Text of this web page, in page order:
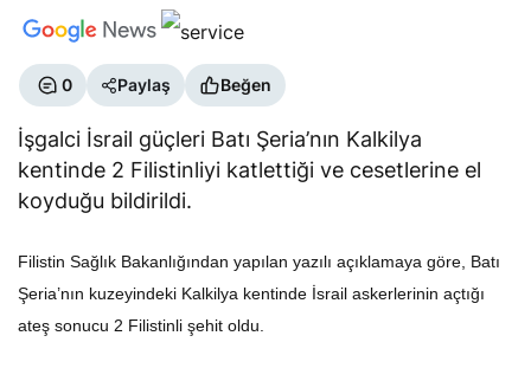
0 Paylaş Beğen
İşgalci İsrail güçleri Batı Şeria’nın Kalkilya
kentinde 2 Filistinliyi katlettiği ve cesetlerine el
koyduğu bildirildi.
Filistin Sağlık Bakanlığından yapılan yazılı açıklamaya göre, Batı
Şeria’nın kuzeyindeki Kalkilya kentinde İsrail askerlerinin açtığı
ateş sonucu 2 Filistinli şehit oldu.